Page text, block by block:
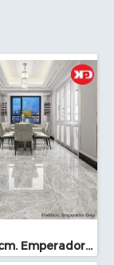
80x80x1.1cm. Emperador grey พอล์ชเลน ไทล์